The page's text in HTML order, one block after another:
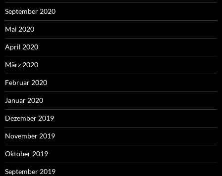
September 2020
Mai 2020
April 2020
März 2020
Februar 2020
Januar 2020
Dezember 2019
November 2019
Oktober 2019
September 2019